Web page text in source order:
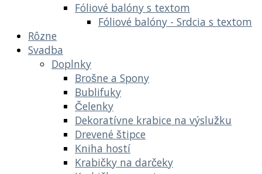
Fóliové balóny s textom
Fóliové balóny - Srdcia s textom
Rôzne
Svadba
Doplnky
Brošne a Spony
Bublifuky
Čelenky
Dekoratívne krabice na výslužku
Drevené štipce
Kniha hostí
Krabičky na darčeky